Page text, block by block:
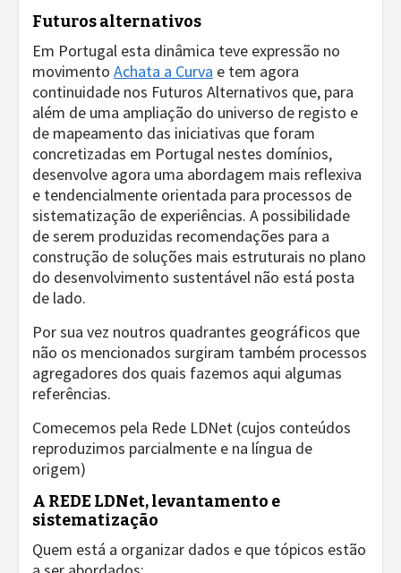
Futuros alternativos
Em Portugal esta dinâmica teve expressão no
movimento Achata a Curva e tem agora
continuidade nos Futuros Alternativos que, para
além de uma ampliação do universo de registo e
de mapeamento das iniciativas que foram
concretizadas em Portugal nestes domínios,
desenvolve agora uma abordagem mais reflexiva
e tendencialmente orientada para processos de
sistematização de experiências. A possibilidade
de serem produzidas recomendações para a
construção de soluções mais estruturais no plano
do desenvolvimento sustentável não está posta
de lado.
Por sua vez noutros quadrantes geográficos que
não os mencionados surgiram também processos
agregadores dos quais fazemos aqui algumas
referências.
Comecemos pela Rede LDNet (cujos conteúdos
reproduzimos parcialmente e na língua de
origem)
A REDE LDNet, levantamento e
sistematização
Quem está a organizar dados e que tópicos estão